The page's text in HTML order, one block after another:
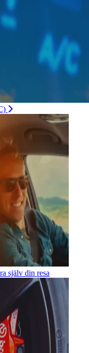
själv din resa